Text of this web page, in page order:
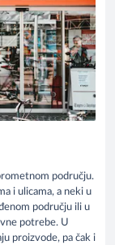
području.
i ulicama, a neki u
području ili u
potrebe. U
proizvode, pa čak i